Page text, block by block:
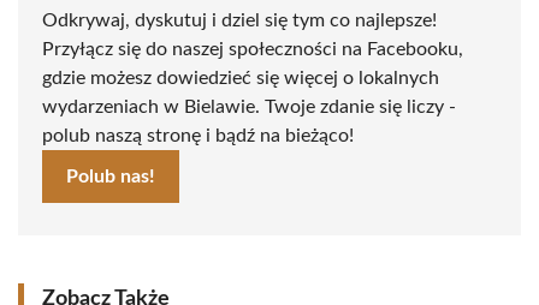
Odkrywaj, dyskutuj i dziel się tym co najlepsze!
Przyłącz się do naszej społeczności na Facebooku,
gdzie możesz dowiedzieć się więcej o lokalnych
wydarzeniach w Bielawie. Twoje zdanie się liczy -
polub naszą stronę i bądź na bieżąco!
Polub nas!
Zobacz Także